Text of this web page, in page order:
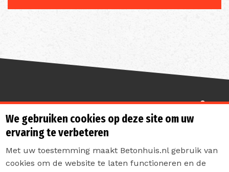
Sterk de toekomst in
We gebruiken cookies op deze site om uw
ervaring te verbeteren
Met uw toestemming maakt Betonhuis.nl gebruik van
cookies om de website te laten functioneren en de